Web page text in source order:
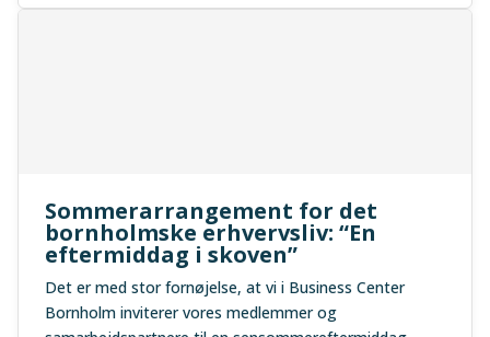
Sommerarrangement for det
bornholmske erhvervsliv: “En
eftermiddag i skoven”
Det er med stor fornøjelse, at vi i Business Center
Bornholm inviterer vores medlemmer og